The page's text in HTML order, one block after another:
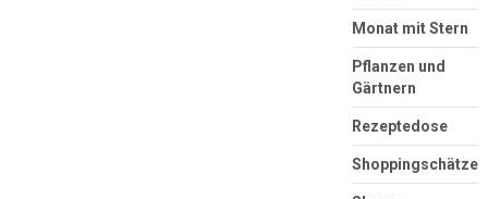
Monat mit Stern
Pflanzen und
Gärtnern
Rezeptedose
Shoppingschätze